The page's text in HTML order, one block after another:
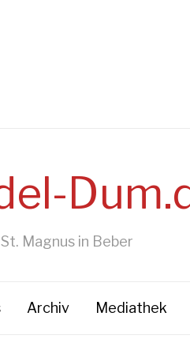
Magnus in Beber
Archiv Mediathek